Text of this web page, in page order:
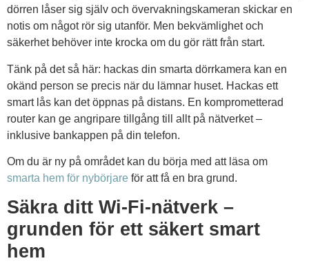
dörren låser sig själv och övervakningskameran skickar en
notis om något rör sig utanför. Men bekvämlighet och
säkerhet behöver inte krocka om du gör rätt från start.
Tänk på det så här: hackas din smarta dörrkamera kan en
okänd person se precis när du lämnar huset. Hackas ett
smart lås kan det öppnas på distans. En komprometterad
router kan ge angripare tillgång till allt på nätverket –
inklusive bankappen på din telefon.
Om du är ny på området kan du börja med att läsa om
smarta hem för nybörjare för att få en bra grund.
Säkra ditt Wi-Fi-nätverk –
grunden för ett säkert smart
hem